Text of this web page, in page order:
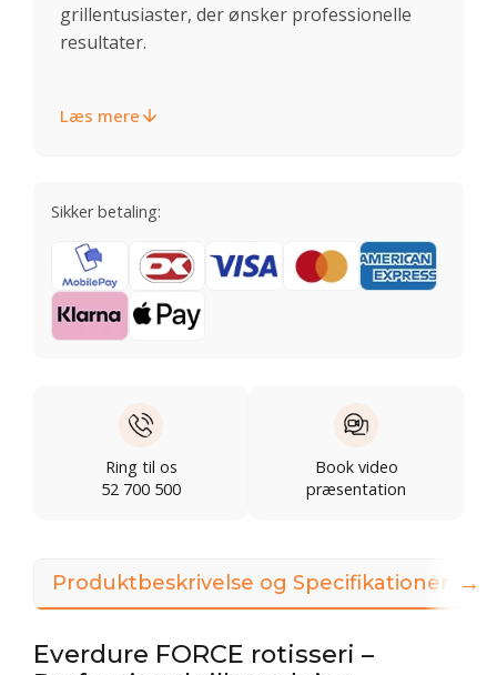
grillentusiaster, der ønsker professionelle
resultater.
Læs mere
Sikker betaling:
Ring til os
52 700 500
Book video
præsentation
Produktbeskrivelse og Specifikationer
Everdure FORCE rotisseri –
→